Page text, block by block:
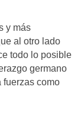
y más
al otro lado
todo lo posible
germano
fuerzas como